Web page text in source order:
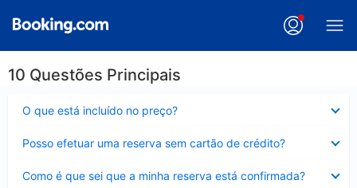
10 Questões Principais
O que está incluído no preço?
fechado
Posso efetuar uma reserva sem cartão de crédito?
fechado
Como é que sei que a minha reserva está confirmada?
fechado